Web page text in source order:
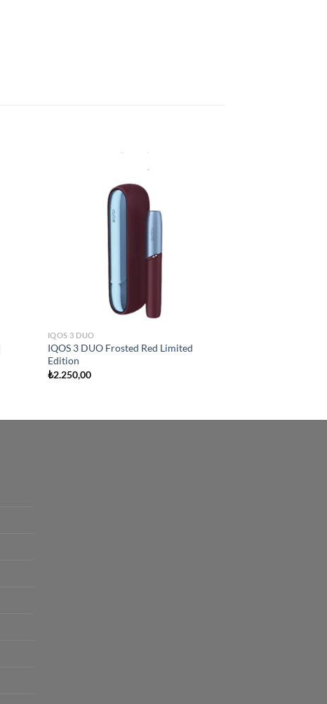
IQOS 3 DUO
IQOS 3 DUO Frosted Red Limited
Edition
₺2.250,00